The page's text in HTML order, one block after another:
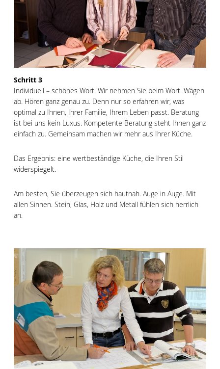
Schritt 3
Individuell – schönes Wort. Wir nehmen Sie beim Wort. Wägen
ab. Hören ganz genau zu. Denn nur so erfahren wir, was
optimal zu Ihnen, Ihrer Familie, Ihrem Leben passt. Beratung
ist bei uns kein Luxus. Kompetente Beratung steht Ihnen ganz
einfach zu. Gemeinsam machen wir mehr aus Ihrer Küche.
Das Ergebnis: eine wertbeständige Küche, die Ihren Stil
widerspiegelt.
Am besten, Sie überzeugen sich hautnah. Auge in Auge. Mit
allen Sinnen. Stein, Glas, Holz und Metall fühlen sich herrlich
an.